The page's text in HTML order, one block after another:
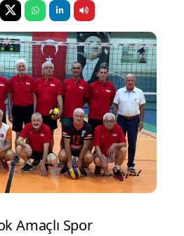
Amaçlı Spor